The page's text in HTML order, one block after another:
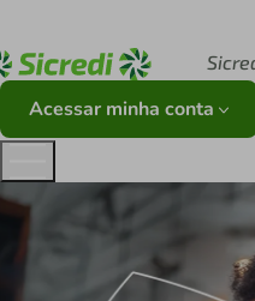
Acessar minha conta